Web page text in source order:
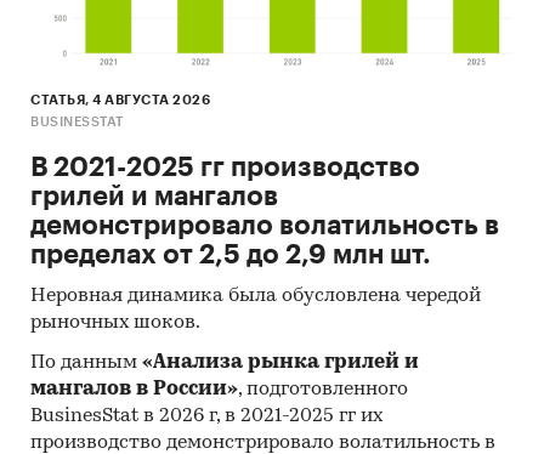
Также в исследовании представлена
информация об участниках ВЭД с объемами
- Рейтинг крупнейших российских импортеров
- Рейтинг ведущих российских экспортеров и
зарубежных покупателей
Единицы измерения:
Количественные показатели в отчете
рассчитаны в тоннах, стоимостные - в
долларах и рублях
География исследования:
РФ, федеральные округа и регионы РФ, страны
мира
СТАТЬЯ, 4 АВГУСТА 2026
BUSINESSTAT
В 2021-2025 гг производство
грилей и мангалов
демонстрировало волатильность в
пределах от 2,5 до 2,9 млн шт.
Неровная динамика была обусловлена чередой
рыночных шоков.
По данным «Анализа рынка грилей и
мангалов в России», подготовленного
BusinesStat в 2026 г, в 2021-2025 гг их
производство демонстрировало волатильность в